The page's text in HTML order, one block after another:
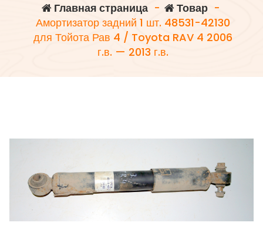
Главная страница- Товар-
Амортизатор задний 1 шт. 48531-42130
для Тойота Рав 4 / Toyota RAV 4 2006
г.в. — 2013 г.в.